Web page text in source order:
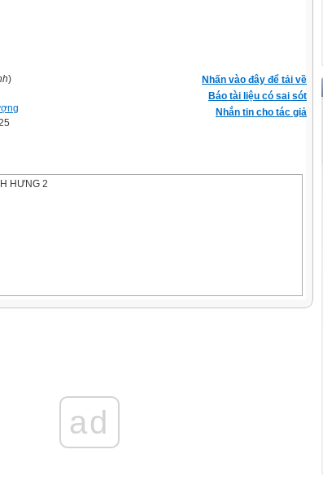
Nhấn vào đây để tải về
Báo tài liệu có sai sót
Nhắn tin cho tác giả
)
HƯNG 2
ad